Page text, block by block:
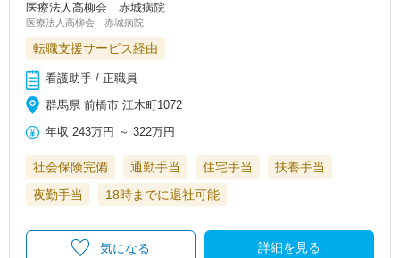
医療法人高柳会 赤城病院
医療法人高柳会 赤城病院
転職支援サービス経由
看護助手 / 正職員
群馬県 前橋市 江木町1072
年収 243万円 ～322万円
社会保険完備 通勤手当 住宅手当
扶養手当
夜勤手当
18時までに退社可能
詳細を見る
気になる